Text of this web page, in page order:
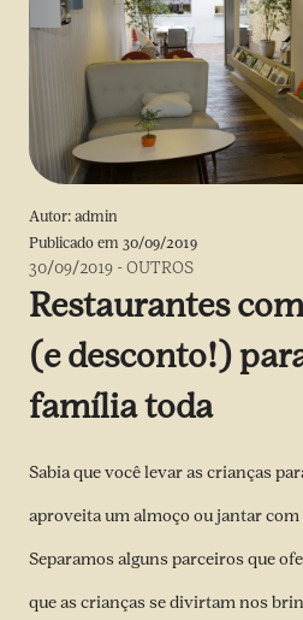
Autor: admin
Publicado em 30/09/2019
30/09/2019 -OUTROS
Restaurantes
(e desconto!)
família toda
Sabia que você levar as crianças
aproveita um almoço ou jantar com
Separamos alguns parceiros que
que as crianças se divirtam nos